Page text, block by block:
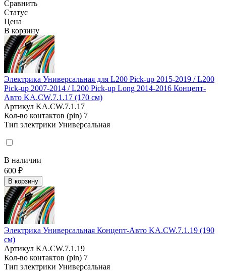
Сравнить
Статус
Цена
В корзину
Электрика Универсальная для L200 Pick-up 2015-2019 / L200
Pick-up 2007-2014 / L200 Pick-up Long 2014-2016 Концепт-
Авто KA.CW.7.1.17 (170 см)
Артикул KA.CW.7.1.17
Кол-во контактов (pin) 7
Тип электрики Универсальная
В наличии
600 ₽
В корзину
Электрика Универсальная Концепт-Авто KA.CW.7.1.19 (190
см)
Артикул KA.CW.7.1.19
Кол-во контактов (pin) 7
Тип электрики Универсальная